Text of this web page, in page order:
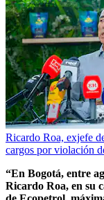
Ricardo Roa, exjefe
cargos por violación
“En Bogotá, entre
Ricardo Roa, en su